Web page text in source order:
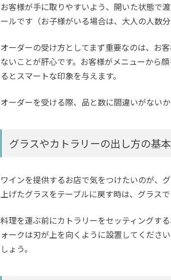
お客様が手に取りやすいよう、開いた状態で
ールです（お子様がいる場合は、大人の人数分
オーダーの受け方としてまず重要なのは、お
ないことが肝心です。お客様がメニューから
るとスマートな印象を与えます。
オーダーを受ける際、品と数に間違いがない
グラスやカトラリーの出し方の基
ワインを提供するお店で気をつけたいのが、
上げたグラスをテーブルに戻す時は、グラス
料理を運ぶ前にカトラリーをセッティングす
ォークは刃が上を向くように設置してくださ
しょう。